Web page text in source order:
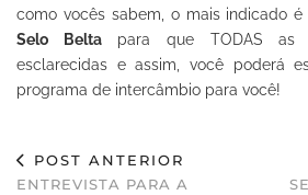
como vocês sabem, o mais indicado é
Selo Beltapara que TODAS as
esclarecidas e assim, você poderá
programa de intercâmbio para você!
POST ANTERIOR
ENTREVISTA PARA A